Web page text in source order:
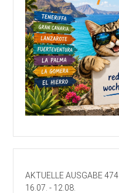
AKTUELLE AUSGABE 474
16.07. - 12.08.